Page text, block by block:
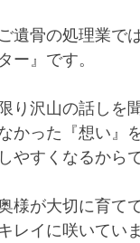
遺骨の処理業で
ー』です。
り沢山の話しを
かった『想い』
やすくなるからで
様が大切に育て
レイに咲いてい